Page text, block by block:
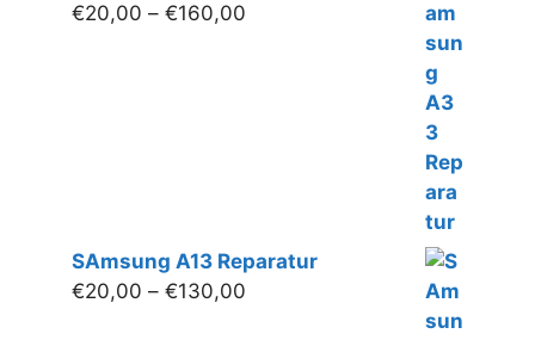
€20,00 – €160,00
SAmsung A13 Reparatur
€20,00 – €130,00